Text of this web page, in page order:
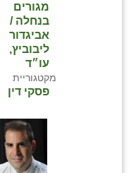
מגורים
בנחלה /
אביגדור
ליבוביץ,
עו״ד
מקטגוריית
פסקי דין